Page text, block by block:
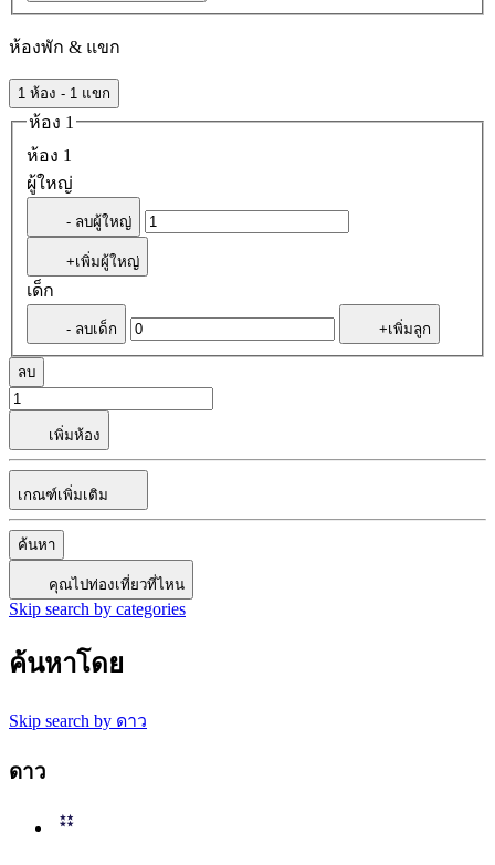
ห้องพัก & แขก
1 ห้อง - 1 แขก
ห้อง 1
ห้อง 1
ผู้ใหญ่
- ลบผู้ใหญ่
+เพิ่มผู้ใหญ่
เด็ก
- ลบเด็ก +เพิ่มลูก
ลบ
เพิ่มห้อง
เกณฑ์เพิ่มเติม
ค้นหา
คุณไปท่องเที่ยวที่ไหน
Skip search by categories
ค้นหาโดย
Skip search by ดาว
ดาว